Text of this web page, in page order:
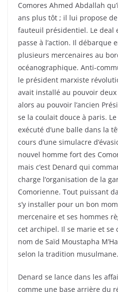
Comores Ahmed Abdallah
ans plus tôt ; il lui propose
fauteuil présidentiel. Le deal
passe à l’action. Il débarque
plusieurs mercenaires au
océanographique. Anti-
le président marxiste
avait installé au pouvoir
alors au pouvoir l’ancien
se la coulait douce à paris.
exécuté d’une balle dans la
cours d’une simulacre
nouvel homme fort des
mais c’est Denard qui
charge l’organisation de la
Comorienne. Tout puissant
s’y installer pour un bon
mercenaire et ses hommes
cet archipel. Il se marie et se
nom de Saïd Moustapha
selon la tradition musulmane.
Denard se lance dans les
comme une base arrière du